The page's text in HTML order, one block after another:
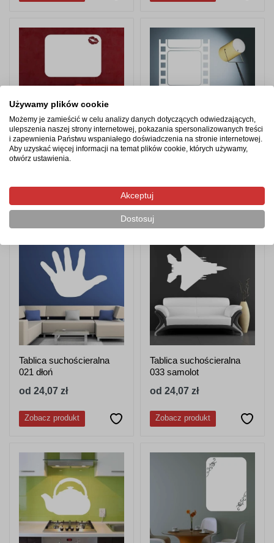
Tablica suchościeralna
044 usta
Zobacz produkt
Tablica suchościeralna
Zobacz produkt
Tablica suchościeralna
021 dłoń
od 24,07 zł
Zobacz produkt
Tablica suchościeralna
033 samolot
od 24,07 zł
Zobacz produkt
Używamy plików cookie
Możemy je zamieścić w celu analizy danych dotyczących odwiedzających,
ulepszenia naszej strony internetowej, pokazania spersonalizowanych treści
i zapewnienia Państwu wspaniałego doświadczenia na stronie internetowej.
Aby uzyskać więcej informacji na temat plików cookie, których używamy,
otwórz ustawienia.
Akceptuj
Dostosuj